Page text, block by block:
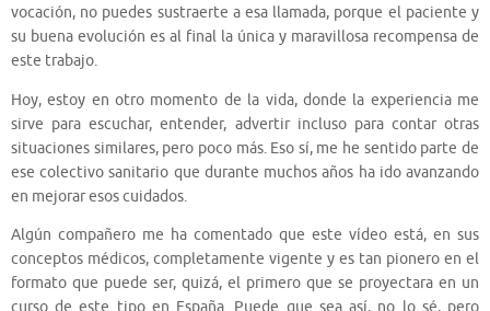
vocación, no puedes sustraerte a esa llamada, porque el paciente y
su buena evolución es al final la única y maravillosa recompensa de
este trabajo.
Hoy, estoy en otro momento de la vida, donde la experiencia me
sirve para escuchar, entender, advertir incluso para contar otras
situaciones similares, pero poco más. Eso sí, me he sentido parte de
ese colectivo sanitario que durante muchos años ha ido avanzando
en mejorar esos cuidados.
Algún compañero me ha comentado que este vídeo está, en sus
conceptos médicos, completamente vigente y es tan pionero en el
formato que puede ser, quizá, el primero que se proyectara en un
curso de este tipo en España. Puede que sea así, no lo sé, pero